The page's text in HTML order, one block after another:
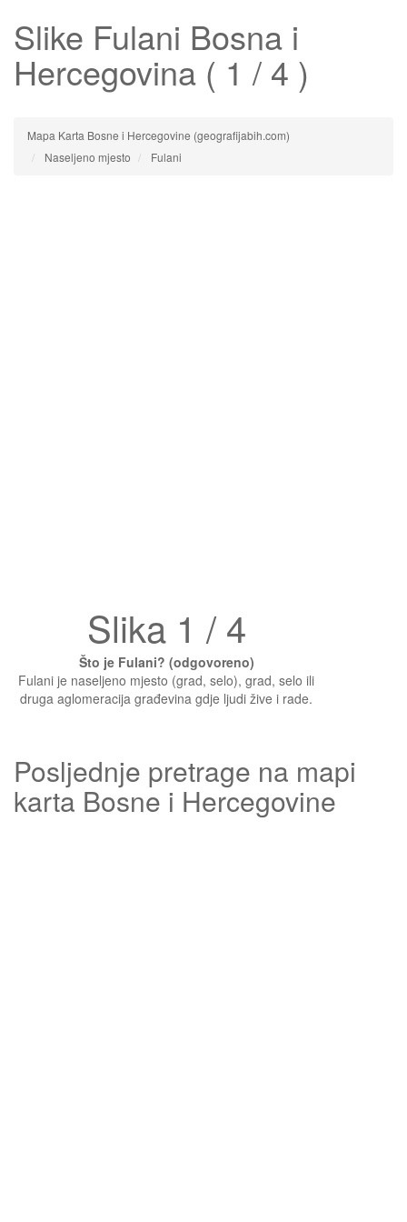
Slike Fulani Bosna i
Hercegovina ( 1 / 4 )
Mapa Karta Bosne i Hercegovine (geografijabih.com)
Naseljeno mjesto
Fulani
Slika 1 / 4
Što je Fulani? (odgovoreno)
Fulani je naseljeno mjesto (grad, selo), grad, selo ili
druga aglomeracija građevina gdje ljudi žive i rade.
Posljednje pretrage na mapi
karta Bosne i Hercegovine